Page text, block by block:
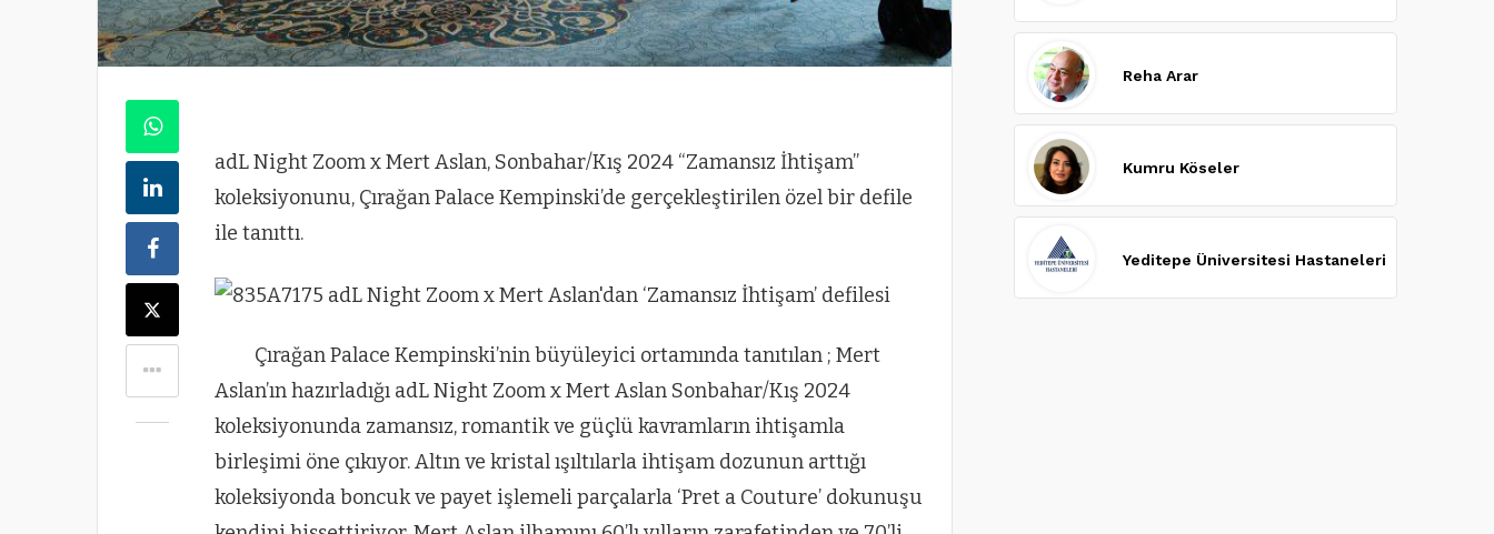
adL Night Zoom x Mert Aslan, Sonbahar/Kış 2024 “Zamansız İhtişam”
koleksiyonunu, Çırağan Palace Kempinski’de gerçekleştirilen özel bir defile
ile tanıttı.
Çırağan Palace Kempinski’nin büyüleyici ortamında tanıtılan ; Mert
Aslan’ın hazırladığı adL Night Zoom x Mert Aslan Sonbahar/Kış 2024
koleksiyonunda zamansız, romantik ve güçlü kavramların ihtişamla
birleşimi öne çıkıyor. Altın ve kristal ışıltılarla ihtişam dozunun arttığı
koleksiyonda boncuk ve payet işlemeli parçalarla ‘Pret a Couture’ dokunuşu
Reha Arar
Kumru Köseler
Yeditepe Üniversitesi Hastaneleri